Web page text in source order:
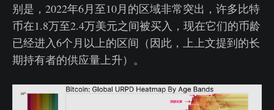
别是，2022年6月至10月的区域非常突出，许多比特
币在1.8万至2.4万美元之间被买入，现在它们的币龄
已经进入6个月以上的区间（因此，上上文提到的长
期持有者的供应量上升）。